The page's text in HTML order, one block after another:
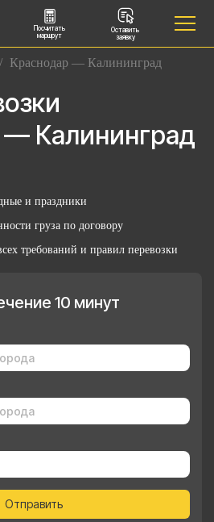
Посчитать
маршрут
Оставить
заявку
/ Краснодар — Калининград
Калининград
и праздники
груза по договору
требований и правил перевозки
10 минут